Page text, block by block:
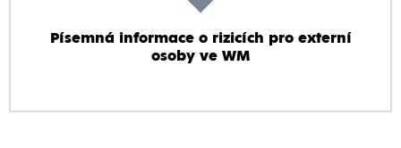
Písemná informace o rizicích pro externí
osoby ve WM